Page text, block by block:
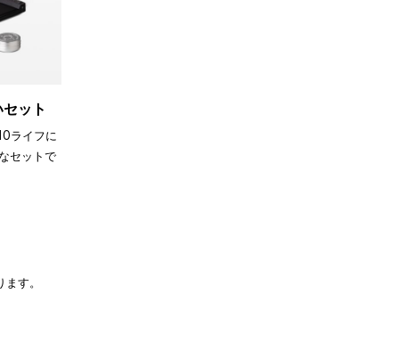
ット
ライフに
セットで
す。